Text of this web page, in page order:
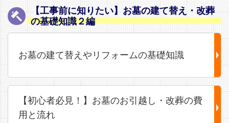
【工事前に知りたい】お墓の建て替え・改葬
の基礎知識２編
お墓の建て替えやリフォームの基礎知識
【初心者必見！】お墓のお引越し・改葬の費
用と流れ